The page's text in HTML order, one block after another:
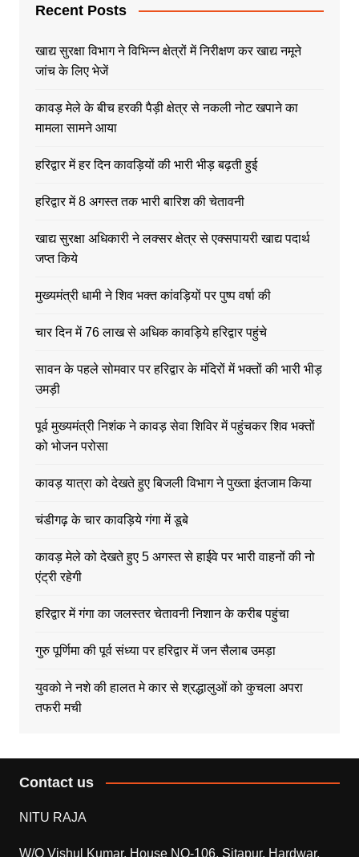
Recent Posts
खाद्य सुरक्षा विभाग ने विभिन्न क्षेत्रों में निरीक्षण कर खाद्य नमूने
जांच के लिए भेजें
कावड़ मेले के बीच हरकी पैड़ी क्षेत्र से नकली नोट खपाने का
मामला सामने आया
हरिद्वार में हर दिन कावड़ियों की भारी भीड़ बढ़ती हुई
हरिद्वार में 8 अगस्त तक भारी बारिश की चेतावनी
खाद्य सुरक्षा अधिकारी ने लक्सर क्षेत्र से एक्सपायरी खाद्य पदार्थ
जप्त किये
मुख्यमंत्री धामी ने शिव भक्त कांवड़ियों पर पुष्प वर्षा की
चार दिन में 76 लाख से अधिक कावड़िये हरिद्वार पहुंचे
सावन के पहले सोमवार पर हरिद्वार के मंदिरों में भक्तों की भारी भीड़
उमड़ी
पूर्व मुख्यमंत्री निशंक ने कावड़ सेवा शिविर में पहुंचकर शिव भक्तों
को भोजन परोसा
कावड़ यात्रा को देखते हुए बिजली विभाग ने पुख्ता इंतजाम किया
चंडीगढ़ के चार कावड़िये गंगा में डूबे
कावड़ मेले को देखते हुए 5 अगस्त से हाईवे पर भारी वाहनों की नो
एंट्री रहेगी
हरिद्वार में गंगा का जलस्तर चेतावनी निशान के करीब पहुंचा
गुरु पूर्णिमा की पूर्व संध्या पर हरिद्वार में जन सैलाब उमड़ा
युवको ने नशे की हालत मे कार से श्रद्धालुओं को कुचला अपरा
तफरी मची
Contact us
NITU RAJA
W/O Vishul Kumar, House NO-106, Sitapur, Hardwar,